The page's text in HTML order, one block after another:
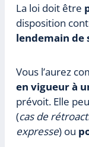
La loi doit être
disposition
lendemain de
Vous l’aurez
en vigueur à
prévoit. Elle
(cas de
expresse) ou